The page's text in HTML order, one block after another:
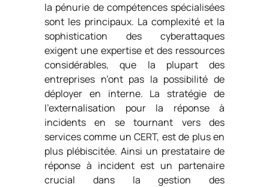
la pénurie de compétences spécialisées
sont les principaux. La complexité et la
sophistication des cyberattaques
exigent une expertise et des ressources
considérables, que la plupart des
entreprises n’ont pas la possibilité de
déployer en interne. La stratégie de
l’externalisation pour la réponse à
incidents en se tournant vers des
services comme un CERT, est de plus en
plus plébiscitée. Ainsi un prestataire de
réponse à incident est un partenaire
crucial dans la gestion des